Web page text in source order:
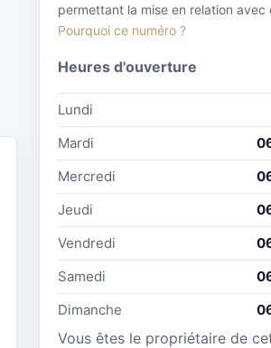
permettant la mise en relation avec
Pourquoi ce numéro ?
Heures d'ouverture
Lundi
Mardi
Mercredi
Jeudi
Vendredi
Samedi
Dimanche
Vous êtes le propriétaire de